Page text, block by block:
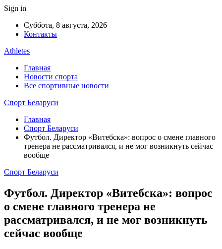
Sign in
Суббота, 8 августа, 2026
Контакты
Athletes
Главная
Новости спорта
Все спортивные новости
Спорт Беларуси
Главная
Спорт Беларуси
Футбол. Директор «Витебска»: вопрос о смене главного
тренера не рассматривался, и не мог возникнуть сейчас
вообще
Спорт Беларуси
Футбол. Директор «Витебска»: вопрос
о смене главного тренера не
рассматривался, и не мог возникнуть
сейчас вообще